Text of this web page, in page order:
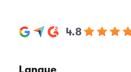
4.8
Langue